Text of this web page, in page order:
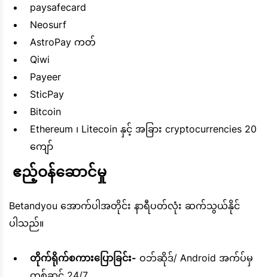
paysafecard
Neosurf
AstroPay ကတ်
Qiwi
Payeer
SticPay
Bitcoin
Ethereum ၊ Litecoin နှင့် အခြား cryptocurrencies 20
ကျော်
ဧည့်ဝန်ဆောင်မှု
Betandyou အောက်ပါအတိုင်း နာရီပတ်လုံး ဆက်သွယ်နိုင်
ပါသည်။
တိုက်ရိုက်စကားပြောခြင်း- ဝဘ်ဆိုဒ်/ Android အက်ပ်မှ